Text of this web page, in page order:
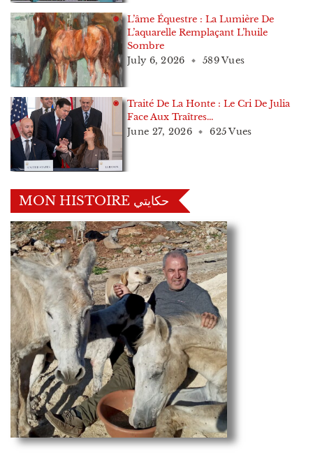
L’âme Équestre : La Lumière De
L’aquarelle Remplaçant L’huile
Sombre
July 6, 2026
589 Vues
Traité De La Honte : Le Cri De Julia
Face Aux Traîtres...
June 27, 2026
625 Vues
MON HISTOIRE حكايتي